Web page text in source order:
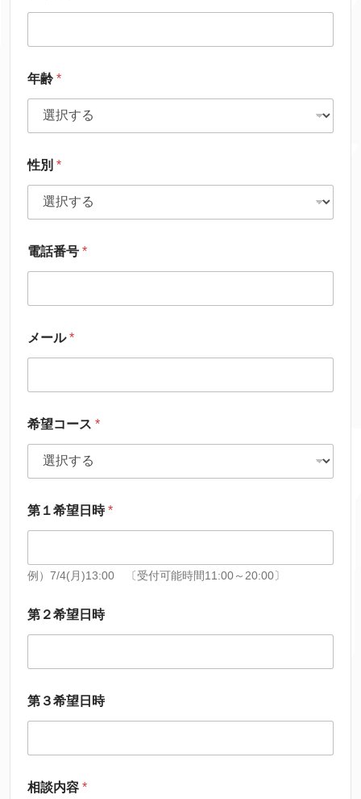
年齢 *
性別 *
電話番号 *
メール*
希望コース *
第１希望日時*
例）7/4(月)13:00 〔受付可能時間11:00～20:00〕
第２希望日時
第３希望日時
相談内容 *